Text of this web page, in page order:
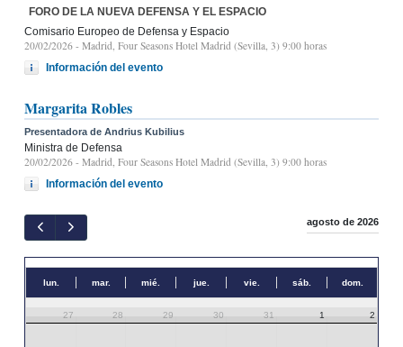
FORO DE LA NUEVA DEFENSA Y EL ESPACIO
Comisario Europeo de Defensa y Espacio
20/02/2026 - Madrid, Four Seasons Hotel Madrid (Sevilla, 3) 9:00 horas
Información del evento
Margarita Robles
Presentadora de Andrius Kubilius
Ministra de Defensa
20/02/2026 - Madrid, Four Seasons Hotel Madrid (Sevilla, 3) 9:00 horas
Información del evento
agosto de 2026
lun. mar. mié. jue. vie. sáb. dom.
27 28 29 30 31 1 2